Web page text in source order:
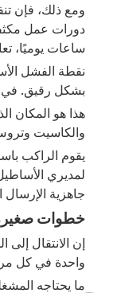
ومع ذلك، فإن
ساعات يوميًا،
نقطة الفشل
بشكل رقيق. في
هذا هو المكان
والكاسيت
لمديري
جاهزية الإرسال
خطوات
إن الانتقال
واحدة في كل